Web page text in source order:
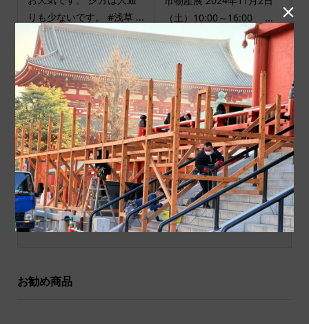
りも少ないです。 #浅草 ...
（土）10:00～16:00 ...
商品カテゴリ
商品ジャンル
ポチ袋
和小物
祝儀袋
お勧め商品
